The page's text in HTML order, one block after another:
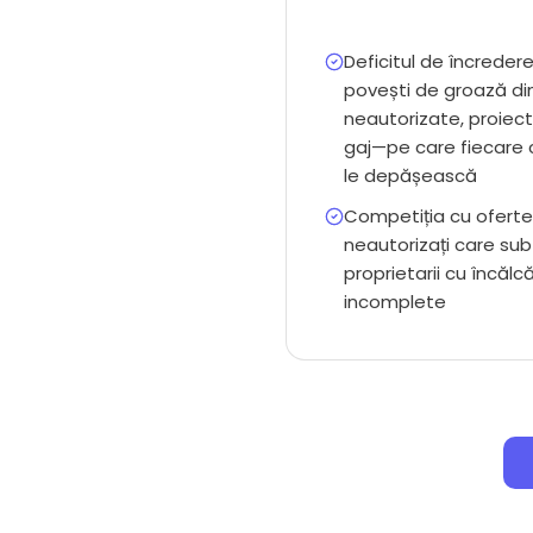
Deficitul de
povești de groază
neautorizate,
gaj—pe care fiecare
le depășească
Competiția cu
neautorizați care
proprietarii cu
incomplete